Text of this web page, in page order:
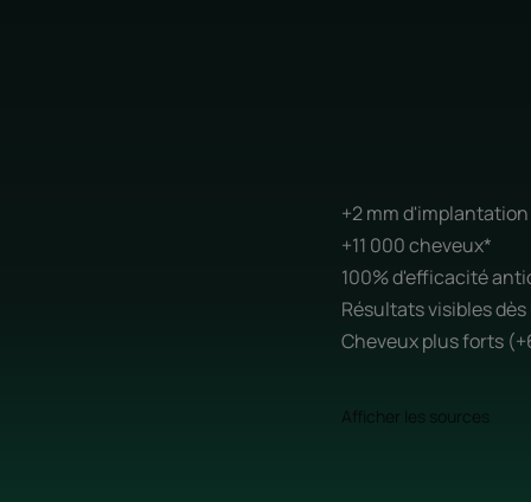
+2 mm
+11 000 cheveux*
100% d'efficacité
Résultats visibles dès
Cheveux plus forts
Afficher les sources